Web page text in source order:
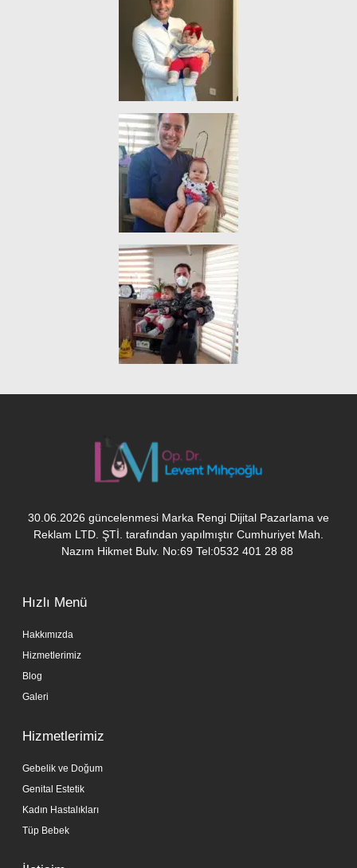
30.06.2026 güncelenmesi Marka Rengi Dijital Pazarlama ve
Reklam LTD. ŞTİ. tarafından yapılmıştır Cumhuriyet Mah.
Nazım Hikmet Bulv. No:69 Tel:0532 401 28 88
Hızlı Menü
Hakkımızda
Hizmetlerimiz
Blog
Galeri
Hizmetlerimiz
Gebelik ve Doğum
Genital Estetik
Kadın Hastalıkları
Tüp Bebek